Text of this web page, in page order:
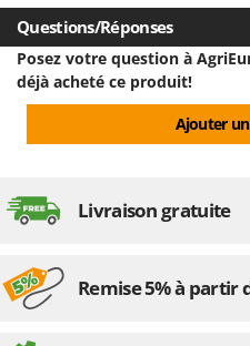
Unger
V
Verdemax
W
Waldner
WIDU
Poids net
Emballage
Dimensions emballage(s)
Poids emballage compris
Questions/Réponses
Posez votre question à
déjà acheté ce produit!
Ajouter
Livraison gratuite
Remise 5% à partir